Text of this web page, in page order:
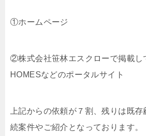
①ホームページ
②株式会社笹林エスクローで掲載し
HOMESなどのポータルサイト
上記からの依頼が７割、残りは既
続案件やご紹介となっております。